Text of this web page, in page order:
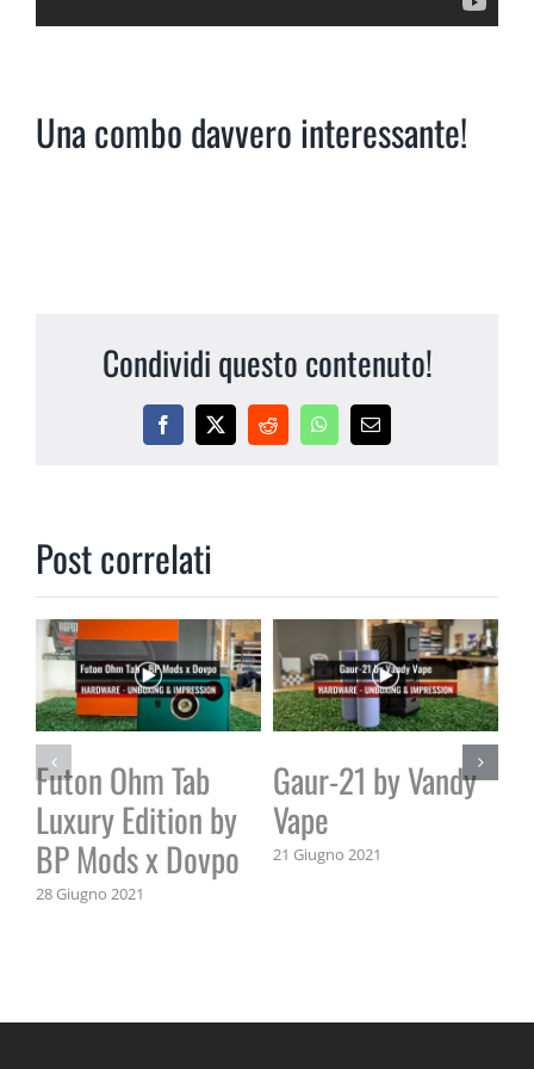
Una combo davvero interessante!
Condividi questo contenuto!
Facebook
X RedditWhatsApp
Email
Post correlati
Futon Ohm Tab
Luxury Edition by
BP Mods x Dovpo
28 Giugno 2021
Gaur-21 by Vandy
Vape
21 Giugno 2021